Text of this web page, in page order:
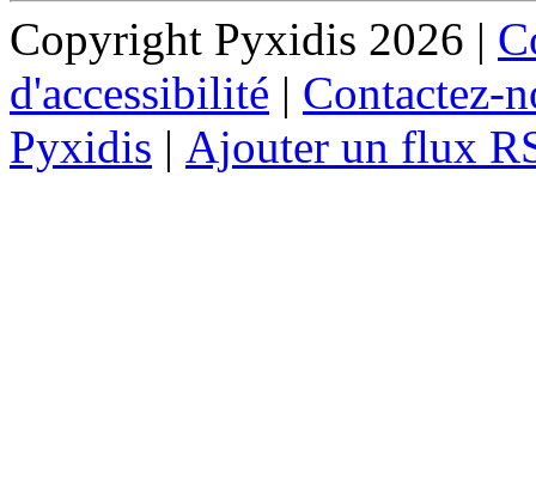
Copyright Pyxidis 2026 |
d'accessibilité | Contactez-
Pyxidis | Ajouter un flux